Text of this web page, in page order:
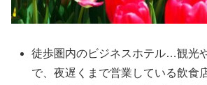
徒歩圏内のビジネスホテル…観光
で、夜遅くまで営業している飲食